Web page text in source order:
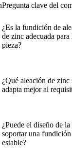
Pregunta clave del
¿Es la fundición de
de zinc adecuada para
pieza?
¿Qué aleación de zinc
adapta mejor al
¿Puede el diseño de la
soportar una fundición
estable?